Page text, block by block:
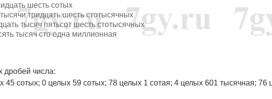
шесть сотых
тридцать шесть стотысячных
тысяч пятьсот шесть стотысячных
тысяч сто одна миллионная
дробей числа:
45 сотых; 0 целых 59 сотых; 78 целых 1 сотая; 4 целых 601 тысячная; 76